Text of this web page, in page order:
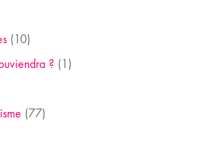
(10)
? (1)
(77)